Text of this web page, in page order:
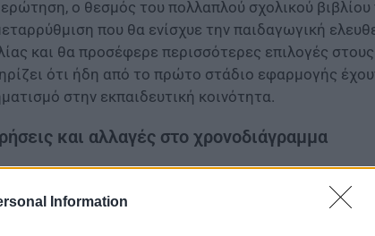
Information
ο θεσμός του πολλαπλού σχολικού
που θα ενίσχυε την παιδαγωγική
και θα προσέφερε περισσότερες επιλογές
ότι ήδη από το πρώτο στάδιο εφαρμογής
στην εκπαιδευτική κοινότητα.
και αλλαγές στο χρονοδιάγραμμα